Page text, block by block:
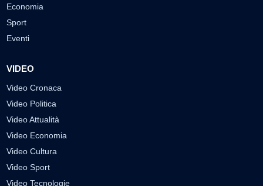
Economia
Sport
Eventi
VIDEO
Video Cronaca
Video Politica
Video Attualità
Video Economia
Video Cultura
Video Sport
Video Tecnologie